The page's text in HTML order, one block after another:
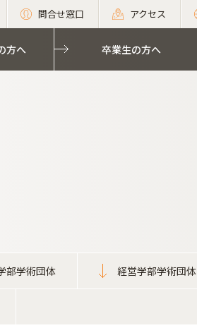
問合せ窓口 アクセス
方へ 卒業生の方へ
部学術団体 経営学部学術団体